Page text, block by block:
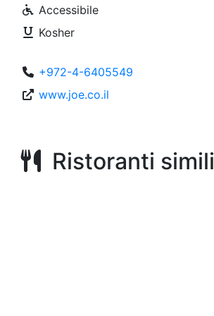
Accessibile
Kosher
+972-4-6405549
www.joe.co.il
Ristoranti simili